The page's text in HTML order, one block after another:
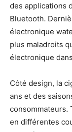
des applications
Bluetooth.
électronique
plus maladroits
électronique dans
Côté design, la
ans et des
consommateurs.
en différentes